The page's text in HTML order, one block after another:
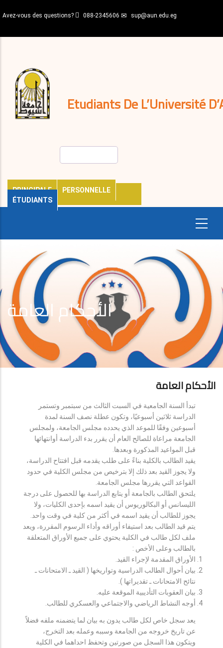
au
principal
Avez-vous des questions? 088-2345606 sup@aun.edu.eg
Etudiants De L’Université
PRINCIPALE
PERSONNELLE
ÉTUDIANTS
décisions
Expatriés
Journal
الأحكام العامة
الأحكام العامة
تبدأ السنة الجامعية في السبت الثالث من سبتمبر وتستمر
الدراسة ثلاثين أسبوعيًا، وتكون عطلة نصف السنة لمدة
أسبوعين وفقًا للموعد الذي يحدده مجلس الجامعة، ولمجلس
الجامعة مراعاة للصالح العام أن يقرر بدء الدراسة أوانتهائها
قبل المواعيد المذكورة وبعدها.
يقيد الطالب بالكلية بناءً على طلب يقدمه قبل افتتاح الدراسة،
ولا يجوز القيد بعد ذلك إلا بترخيص من مجلس الكلية في حدود
القواعد التي يقررها مجلس الجامعة.
يلتحق الطالب بالجامعة أو يتابع الدراسة بها للحصول على درجة
الليسانس أو البكالوريوس أن يقيد اسمه بإحدى الكليات، ولا
يجوز للطالب أن يقيد اسمه في أكثر من كلية في وقت واحد.
يتم قيد الطالب بعد استيفاء أوراقه وأداء الرسوم المقررة، ويعد
ملف لكل طالب في الكلية يحتوي على جميع الأوراق المتعلقة
بالطالب وعلى الأخص :
الأوراق المقدمة لإجراء القيد.
بيان أحوال الطالب الدراسية وتواريخها ( القيد ـ الامتحانات ـ
نتائح الامتحانات ـ تقديراتها ).
بيان العقوبات التأديبية الموقعة عليه.
أوجه النشاط الرياضي والاجتماعي والعسكري للطالب.
يعد سجل خاص لكل طالب يدون به بيان لما يتضمنه ملفه فضلاً
عن تاريخ خروجه من الجامعة وسببه وعمله بعد التخرج،
ويتكون هذا السجل من صورتين وتحفظ احداهما في الكلية